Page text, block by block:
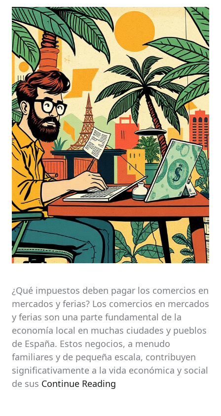
¿Qué impuestos deben pagar los comercios en
mercados y ferias? Los comercios en mercados
y ferias son una parte fundamental de la
economía local en muchas ciudades y pueblos
de España. Estos negocios, a menudo
familiares y de pequeña escala, contribuyen
significativamente a la vida económica y social
de sus Continue Reading